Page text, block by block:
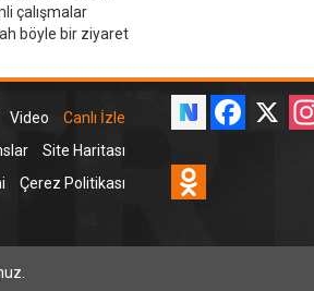
çalışmalar
böyle bir ziyaret
Video
Canlı İzle
Site Haritası
Çerez Politikası
Facebook
X